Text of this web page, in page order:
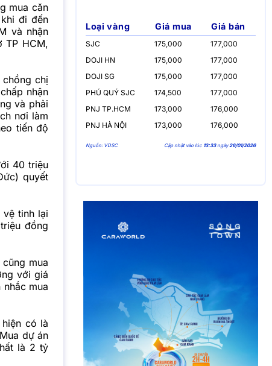
mua căn
đi đến
và nhận
TP HCM,
chị
nhận
và phải
nơi làm
tiến độ
40 triệu
quyết
tinh lại
đồng
mua
với giá
mua
có là
dự án
là 2 tỷ
Loại vàng Giá mua Giá bán
SJC 175,000
177,000
DOJI HN
175,000
177,000
DOJI SG
175,000
177,000
PHÚ QUÝ SJC
174,500
177,000
PNJ TP.HCM
173,000
176,000
PNJ HÀ NỘI
173,000 176,000
Nguồn: VDSC Cập nhật vào lúc 13:33ngày26/01/2026